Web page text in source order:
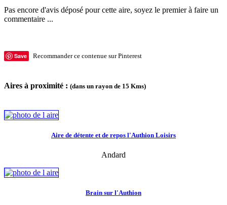
Pas encore d'avis déposé pour cette aire, soyez le premier à faire un
commentaire ...
Save Recommander ce contenue sur Pinterest
Aires à proximité : (dans un rayon de 15 Kms)
Aire de détente et de repos l'Authion Loisirs
Andard
Brain sur l'Authion